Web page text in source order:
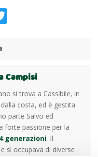
Campisi
si trova a Cassibile, in
costa, ed è gestita
parte Salvo ed
forte passione per la
generazioni. Il
si occupava di diverse